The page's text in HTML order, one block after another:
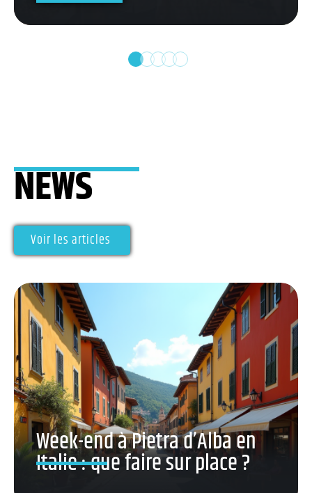
NEWS
Voir les articles
Week-end à Pietra d’Alba en
Italie : que faire sur place ?